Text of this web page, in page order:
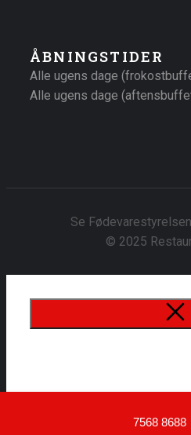
ÅBNINGSTIDER
Alle ugens dage
Alle ugens dage
Se
© 2025
7568 8688